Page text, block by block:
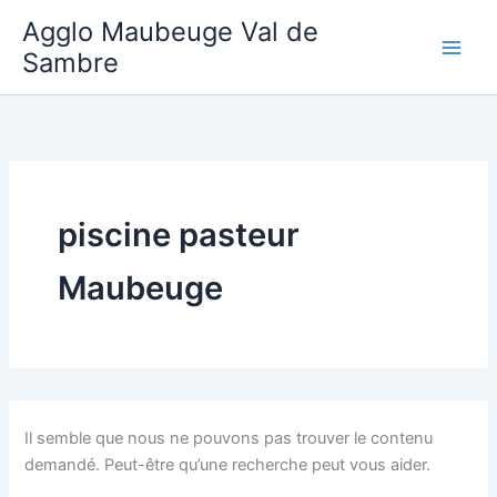
contenu
Agglo Maubeuge Val de
Sambre
piscine pasteur
Maubeuge
Il semble que nous ne pouvons pas trouver le contenu
demandé. Peut-être qu’une recherche peut vous aider.